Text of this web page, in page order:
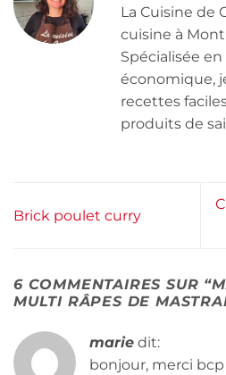
La Cuisine de
cuisine à
Spécialisée
économique,
recettes
produits de
Brick poulet curry
6 COMMENTAIRES SUR “
MULTI RÂPES DE
marie dit:
bonjour, merci